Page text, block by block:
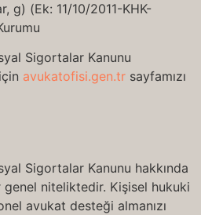
g) (Ek: 11/10/2011-KHK-
Sigortalar Kanunu
avukatofisi.gen.tr sayfamızı
Sigortalar Kanunu hakkında
genel niteliktedir. Kişisel hukuki
avukat desteği almanızı